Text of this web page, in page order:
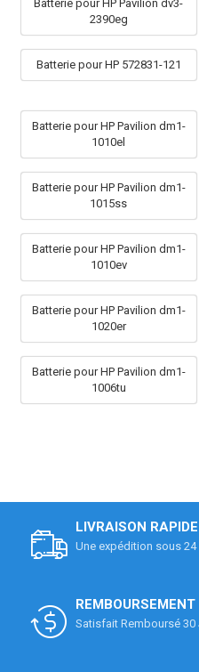
Batterie pour HP Pavilion dv3-
2390eg
Batterie pour HP 572831-121
Batterie pour HP Pavilion dm1-
1010el
Batterie pour HP Pavilion dm1-
1015ss
Batterie pour HP Pavilion dm1-
1010ev
Batterie pour HP Pavilion dm1-
1020er
Batterie pour HP Pavilion dm1-
1006tu
LIVRAISON RAPIDE
Une expédition sous 24
REMBOURSEMENT
Satisfait Remboursé 30